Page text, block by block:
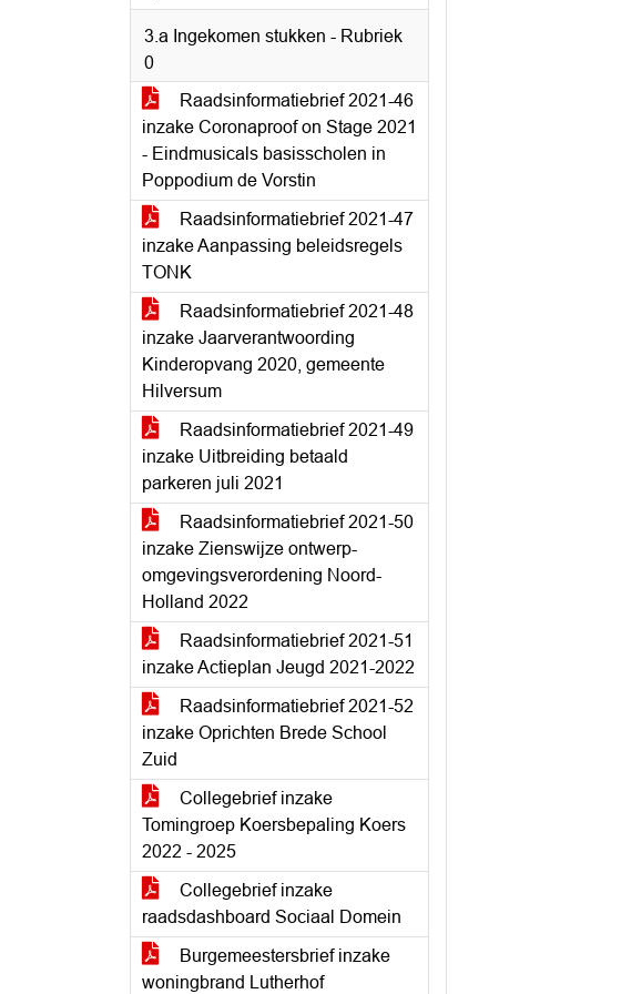
3.a Ingekomen stukken - Rubriek
0
Raadsinformatiebrief 2021-46
inzake Coronaproof on Stage 2021
- Eindmusicals basisscholen in
Poppodium de Vorstin
Raadsinformatiebrief 2021-47
inzake Aanpassing beleidsregels
TONK
Raadsinformatiebrief 2021-48
inzake Jaarverantwoording
Kinderopvang 2020, gemeente
Hilversum
Raadsinformatiebrief 2021-49
inzake Uitbreiding betaald
parkeren juli 2021
Raadsinformatiebrief 2021-50
inzake Zienswijze ontwerp-
omgevingsverordening Noord-
Holland 2022
Raadsinformatiebrief 2021-51
inzake Actieplan Jeugd 2021-2022
Raadsinformatiebrief 2021-52
inzake Oprichten Brede School
Zuid
Collegebrief inzake
Tomingroep Koersbepaling Koers
2022 - 2025
Collegebrief inzake
raadsdashboard Sociaal Domein
Burgemeestersbrief inzake
woningbrand Lutherhof